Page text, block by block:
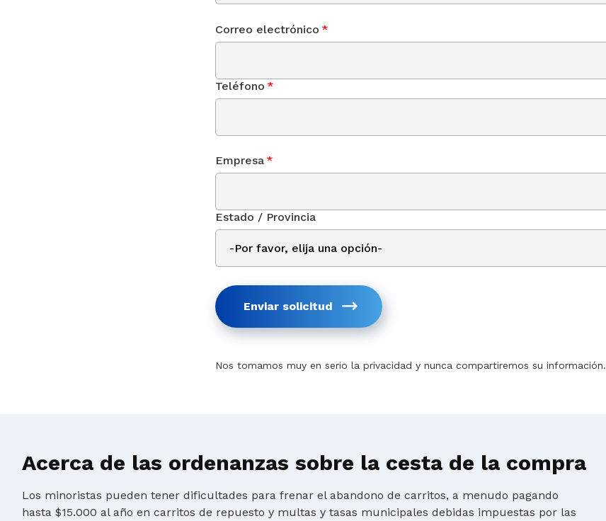
Correo electrónico *
Teléfono *
Empresa *
Estado / Provincia
Enviar solicitud
Nos tomamos muy en serio la privacidad y nunca compartiremos su información.
Acerca de las ordenanzas sobre la cesta de la compra
Los minoristas pueden tener dificultades para frenar el abandono de carritos, a menudo pagando
hasta $15.000 al año en carritos de repuesto y multas y tasas municipales debidas impuestas por las